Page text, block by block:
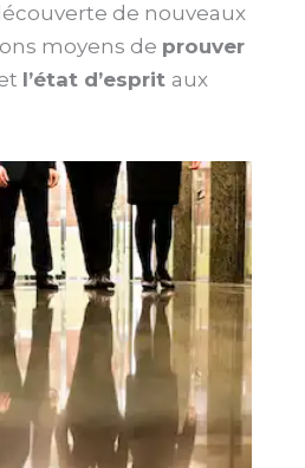
de nouveaux
moyens de prouver
l’état d’esprit aux